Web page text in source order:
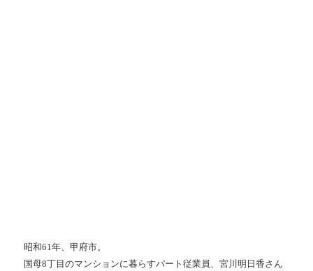
昭和61年、甲府市。
国母8丁目のマンションに暮らすパート従業員、宮川明日香さん